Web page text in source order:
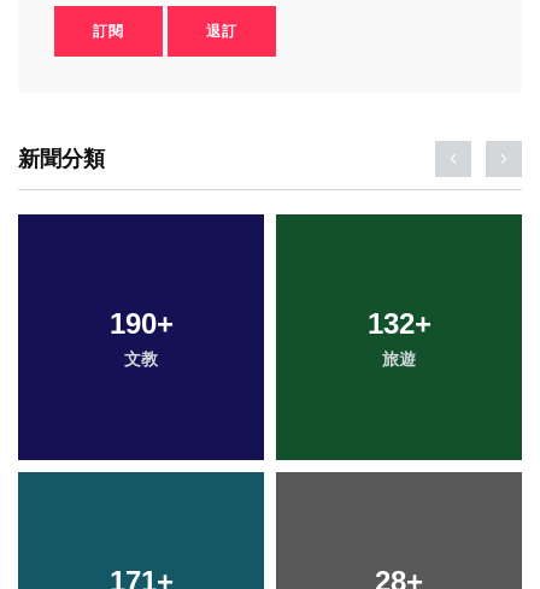
訂閱 退訂
新聞分類
190+
文教
132+
旅遊
171+ 28+